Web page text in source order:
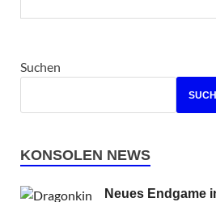
Suchen
KONSOLEN NEWS
Neues Endgame